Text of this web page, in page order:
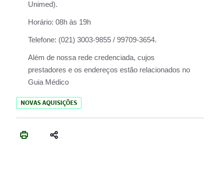
Unimed).
Horário: 08h às 19h
Telefone: (021) 3003-9855 / 99709-3654.
Além de nossa rede credenciada, cujos
prestadores e os endereços estão relacionados no
Guia Médico
NOVAS AQUISIÇÕES